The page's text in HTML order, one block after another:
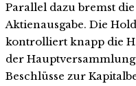
Parallel dazu bremst
Aktienausgabe. Die
kontrolliert knapp die
der
Beschlüsse zur